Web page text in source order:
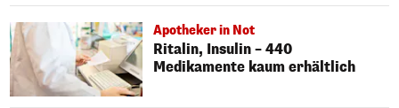
Apotheker in Not
Ritalin, Insulin – 440
Medikamente kaum erhältlich